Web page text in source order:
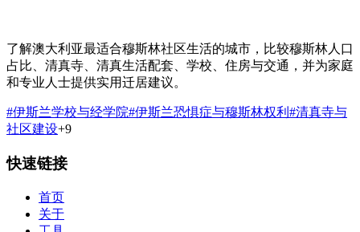
了解澳大利亚最适合穆斯林社区生活的城市，比较穆斯林人口
占比、清真寺、清真生活配套、学校、住房与交通，并为家庭
和专业人士提供实用迁居建议。
#伊斯兰学校与经学院#伊斯兰恐惧症与穆斯林权利 #清真寺与
社区建设+9
快速链接
首页
关于